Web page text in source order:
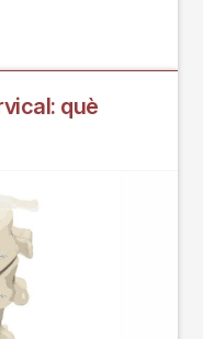
què